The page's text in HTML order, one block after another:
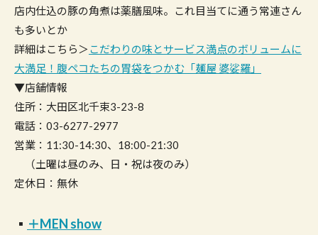
店内仕込の豚の角煮は薬膳風味。これ目当てに通う常連さん
も多いとか
詳細はこちら＞こだわりの味とサービス満点のボリュームに
大満足！腹ペコたちの胃袋をつかむ「麺屋 婆娑羅」
▼店舗情報
住所：大田区北千束3-23-8
電話：03-6277-2977
営業：11:30-14:30、18:00-21:30
（土曜は昼のみ、日・祝は夜のみ）
定休日：無休
▪︎ ＋MEN show